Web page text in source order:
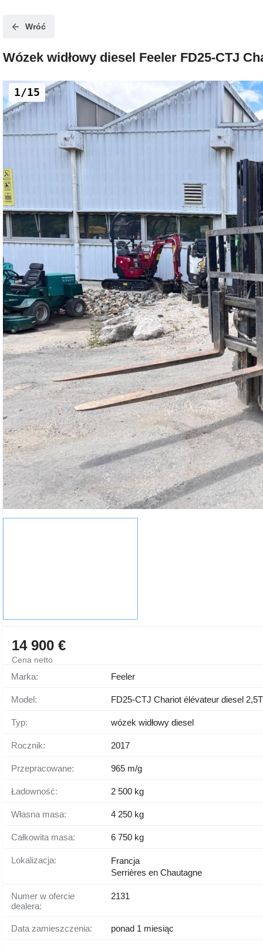
Wróć
Wózek widłowy diesel Feeler FD25-CTJ
1/15
14 900 €
Cena netto
Marka: Feeler
Model: FD25-CTJ Chariot élévateur diesel
Typ: wózek widłowy diesel
Rocznik: 2017
Przepracowane: 965 m/g
Ładowność: 2 500 kg
Własna masa: 4 250 kg
Całkowita masa: 6 750 kg
Lokalizacja:
Francja
Serrières en Chautagne
Numer w ofercie
dealera:
2131
Data zamieszczenia: ponad 1 miesiąc